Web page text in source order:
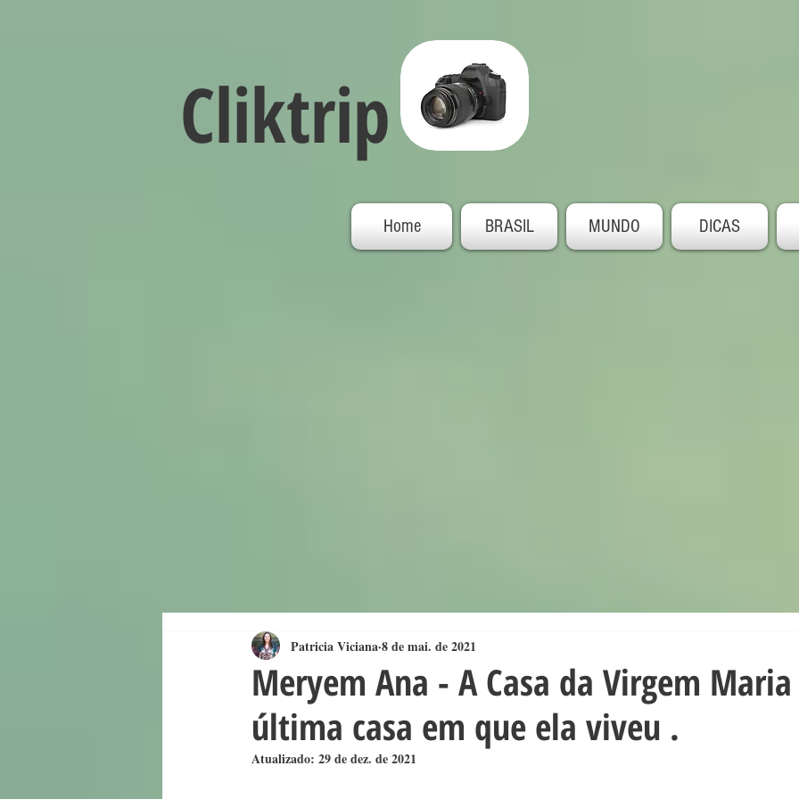
Cliktrip
Home BRASIL MUNDO DICAS
Meryem Ana - A Casa da Virgem
última casa em que ela viveu .
Patricia Viciana8 de mai. de 2021
Atualizado: 29 de dez. de 2021